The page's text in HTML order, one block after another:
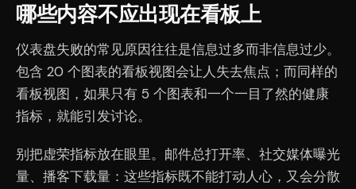
哪些内容不应出现在看板上
仪表盘失败的常见原因往往是信息过多而非信息过少。
包含 20 个图表的看板视图会让人失去焦点；而同样的
看板视图，如果只有 5 个图表和一个一目了然的健康
指标，就能引发讨论。
别把虚荣指标放在眼里。邮件总打开率、社交媒体曝光
量、播客下载量：这些指标既不能打动人心，又会分散